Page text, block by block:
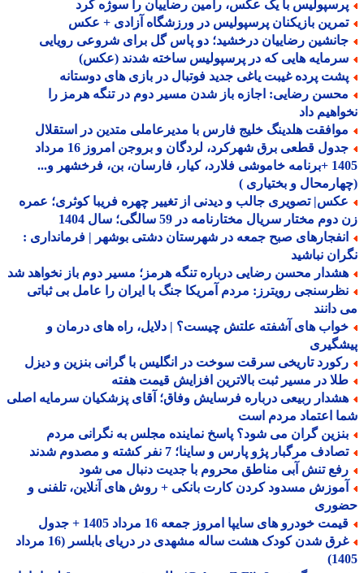
با یک عکس، رامین رضاییان را سوژه کرد
بازیکنان پرسپولیس در ورزشگاه آزادی + عکس
رضاییان درخشید؛ دو پاس گل برای شروعی رویایی
هایی که در پرسپولیس ساخته شدند (عکس)
پرده غیبت یاغی جدید فوتبال در بازی های دوستانه
رضایی: اجازه باز شدن مسیر دوم در تنگه هرمز را
داد
هلدینگ خلیج فارس با مدیرعاملی متدین در استقلال
جدول قطعی برق شهرکرد، لردگان و بروجن امروز 16 مرداد
1405 +برنامه خاموشی فلارد، کیار، فارسان، بن، فرخشهر و...
و بختیاری )
تصویری جالب و دیدنی از تغییر چهره فریبا کوثری؛ عمره
مختار سریال مختارنامه در 59 سالگی؛ سال 1404
صبح جمعه در شهرستان دشتی بوشهر | فرمانداری :
نباشید
محسن رضایی درباره تنگه هرمز؛ مسیر دوم باز نخواهد شد
رویترز: مردم آمریکا جنگ با ایران را عامل بی ثباتی
های آشفته علتش چیست؟ | دلایل، راه های درمان و
تاریخی سرقت سوخت در انگلیس با گرانی بنزین و دیزل
در مسیر ثبت بالاترین افزایش قیمت هفته
ربیعی درباره فرسایش وفاق؛ آقای پزشکیان سرمایه اصلی
اعتماد مردم است
گران می شود؟ پاسخ نماینده مجلس به نگرانی مردم
مرگبار پژو پارس و ساینا؛ 7 نفر کشته و مصدوم شدند
تنش آبی مناطق محروم با جدیت دنبال می شود
مسدود کردن کارت بانکی + روش های آنلاین، تلفنی و
خودرو های سایپا امروز جمعه 16 مرداد 1405 + جدول
غرق شدن کودک هشت ساله مشهدی در دریای بابلسر (16 مرداد